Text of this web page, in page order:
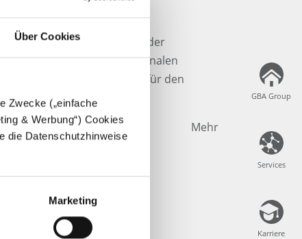
Über Cookies
Zwecke („einfache
& Werbung“) Cookies
die Datenschutzhinweise
Marketing
GBA Group
Services
Karriere
Konvention“ zum Schutz der
der ältesten internationalen
und soll das Bewusstsein für den
Mehr
GBA Group
Services
Karriere